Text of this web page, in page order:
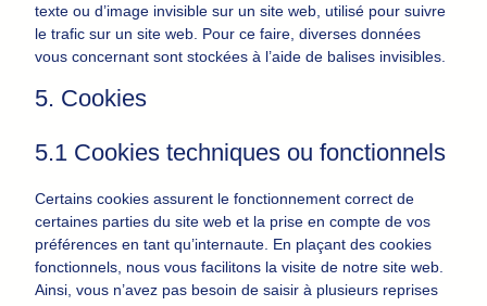
texte ou d’image invisible sur un site web, utilisé pour suivre
le trafic sur un site web. Pour ce faire, diverses données
vous concernant sont stockées à l’aide de balises invisibles.
5. Cookies
5.1 Cookies techniques ou fonctionnels
Certains cookies assurent le fonctionnement correct de
certaines parties du site web et la prise en compte de vos
préférences en tant qu’internaute. En plaçant des cookies
fonctionnels, nous vous facilitons la visite de notre site web.
Ainsi, vous n’avez pas besoin de saisir à plusieurs reprises